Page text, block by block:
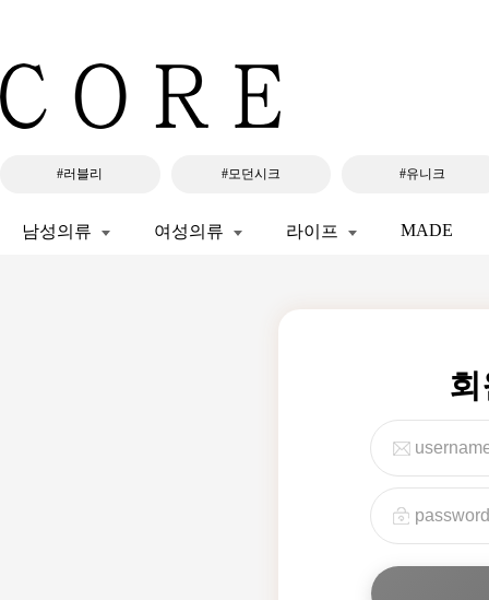
#러블리 #모던시크 #유니크
남성의류 여성의류 라이프 MADE